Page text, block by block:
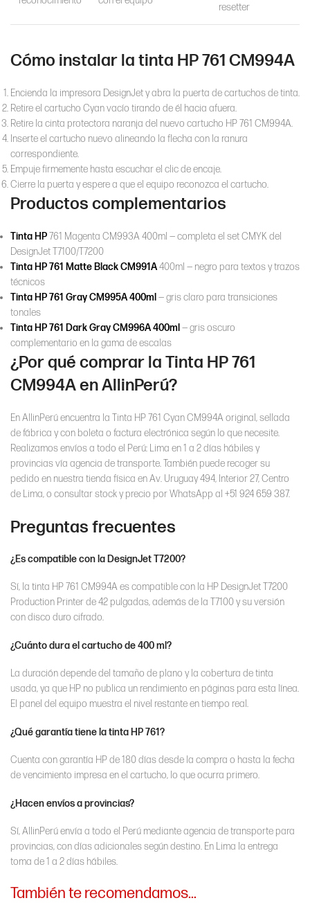
resetter
Cómo instalar la tinta HP 761 CM994A
Encienda la impresora DesignJet y abra la puerta de cartuchos de tinta.
Retire el cartucho Cyan vacío tirando de él hacia afuera.
Retire la cinta protectora naranja del nuevo cartucho HP 761 CM994A.
Inserte el cartucho nuevo alineando la flecha con la ranura
correspondiente.
Empuje firmemente hasta escuchar el clic de encaje.
Cierre la puerta y espere a que el equipo reconozca el cartucho.
Productos complementarios
Tinta HP761 Magenta CM993A 400ml — completa el set CMYK del
DesignJet T7100/T7200
Tinta HP 761 Matte Black CM991A400ml — negro para textos y trazos
técnicos
Tinta HP 761 Gray CM995A 400ml — gris claro para transiciones
tonales
Tinta HP 761 Dark Gray CM996A 400ml — gris oscuro
complementario en la gama de escalas
¿Por qué comprar la Tinta HP 761
CM994A en AllinPerú?
En AllinPerú encuentra la Tinta HP 761 Cyan CM994A original, sellada
de fábrica y con boleta o factura electrónica según lo que necesite.
Realizamos envíos a todo el Perú: Lima en 1 a 2 días hábiles y
provincias vía agencia de transporte. También puede recoger su
pedido en nuestra tienda física en Av. Uruguay 494, Interior 27, Centro
de Lima, o consultar stock y precio por WhatsApp al +51 924 659 387.
Preguntas frecuentes
¿Es compatible con la DesignJet T7200?
Sí, la tinta HP 761 CM994A es compatible con la HP DesignJet T7200
Production Printer de 42 pulgadas, además de la T7100 y su versión
con disco duro cifrado.
¿Cuánto dura el cartucho de 400 ml?
La duración depende del tamaño de plano y la cobertura de tinta
usada, ya que HP no publica un rendimiento en páginas para esta línea.
El panel del equipo muestra el nivel restante en tiempo real.
¿Qué garantía tiene la tinta HP 761?
Cuenta con garantía HP de 180 días desde la compra o hasta la fecha
de vencimiento impresa en el cartucho, lo que ocurra primero.
¿Hacen envíos a provincias?
Sí, AllinPerú envía a todo el Perú mediante agencia de transporte para
provincias, con días adicionales según destino. En Lima la entrega
toma de 1 a 2 días hábiles.
También te recomendamos…